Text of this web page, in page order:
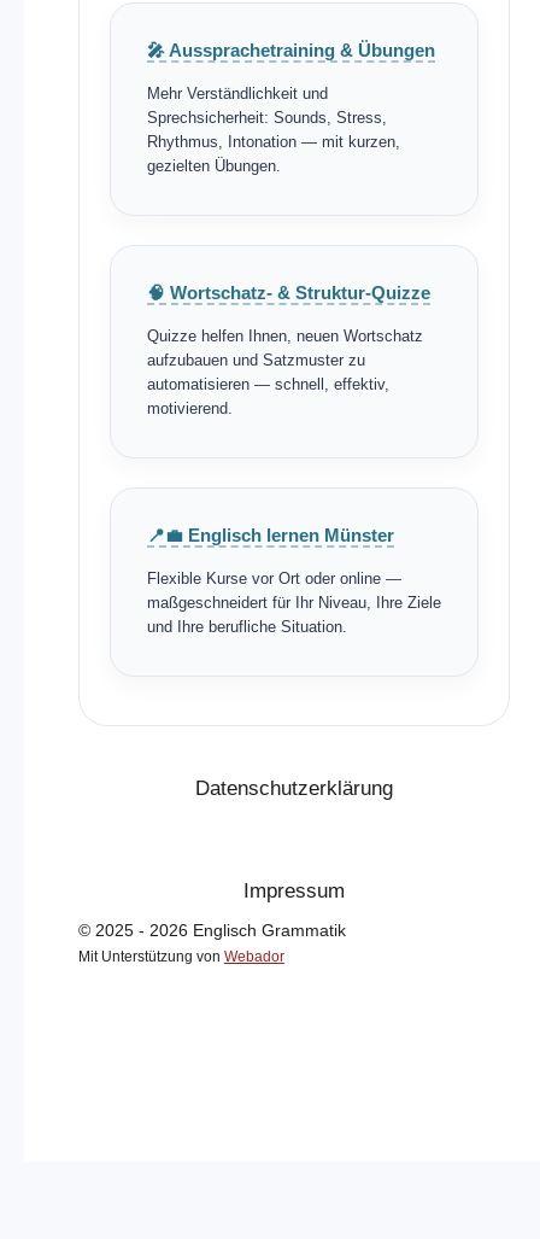
🎤 Aussprachetraining & Übungen
Mehr Verständlichkeit und
Sprechsicherheit: Sounds, Stress,
Rhythmus, Intonation — mit kurzen,
gezielten Übungen.
🧠 Wortschatz- & Struktur-Quizze
Quizze helfen Ihnen, neuen Wortschatz
aufzubauen und Satzmuster zu
automatisieren — schnell, effektiv,
motivierend.
📍💼 Englisch lernen Münster
Flexible Kurse vor Ort oder online —
maßgeschneidert für Ihr Niveau, Ihre Ziele
und Ihre berufliche Situation.
Datenschutzerklärung
Impressum
© 2025 - 2026 Englisch Grammatik
Mit Unterstützung von Webador